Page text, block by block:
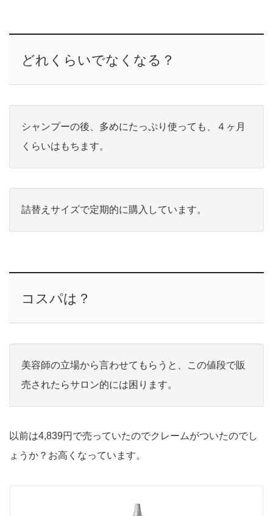
どれくらいでなくなる？
シャンプーの後、多めにたっぷり使っても、４ヶ月
くらいはもちます。
詰替えサイズで定期的に購入しています。
コスパは？
美容師の立場から言わせてもらうと、この値段で販
売されたらサロン的には困ります。
以前は4,839円で売っていたのでクレームがついたのでし
ょうか？お高くなっています。